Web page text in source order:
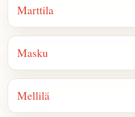
Marttila
Masku
Mellilä